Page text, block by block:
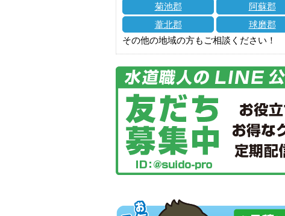
菊池郡
阿蘇郡
葦北郡
球磨郡
その他の地域の方もご相談ください！